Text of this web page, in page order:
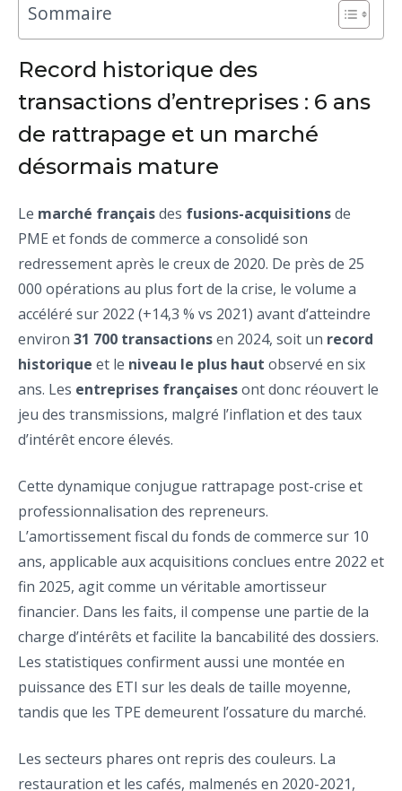
Sommaire
Record historique des
transactions d’entreprises : 6 ans
de rattrapage et un marché
désormais mature
Le marché françaisdes fusions-acquisitionsde
PME et fonds de commerce a consolidé son
redressement après le creux de 2020. De près de 25
000 opérations au plus fort de la crise, le volume a
accéléré sur 2022 (+14,3 % vs 2021) avant d’atteindre
environ 31 700 transactionsen 2024, soit un record
historique et le niveau le plus haut observé en six
ans. Les entreprises françaisesont donc réouvert le
jeu des transmissions, malgré l’inflation et des taux
d’intérêt encore élevés.
Cette dynamique conjugue rattrapage post-crise et
professionnalisation des repreneurs.
L’amortissement fiscal du fonds de commerce sur 10
ans, applicable aux acquisitions conclues entre 2022 et
fin 2025, agit comme un véritable amortisseur
financier. Dans les faits, il compense une partie de la
charge d’intérêts et facilite la bancabilité des dossiers.
Les statistiques confirment aussi une montée en
puissance des ETI sur les deals de taille moyenne,
tandis que les TPE demeurent l’ossature du marché.
Les secteurs phares ont repris des couleurs. La
restauration et les cafés, malmenés en 2020-2021,